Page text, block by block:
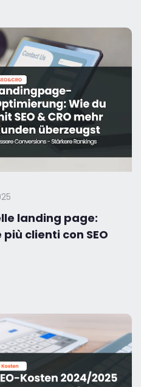
landing page:
clienti con SEO